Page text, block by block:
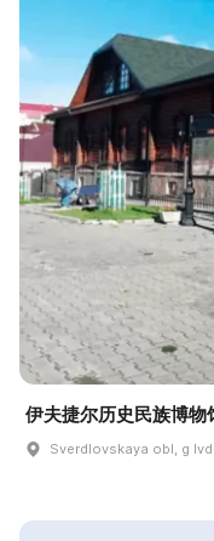
伊夫捷尔历史民族博物
Sverdlovskaya obl, g